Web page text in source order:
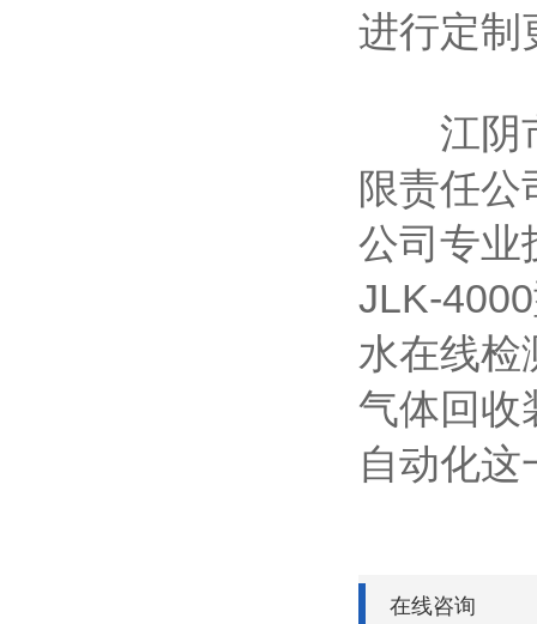
进行定
江阴市
限责任
公司专业
JLK-
水在线检
气体回收
自动化这
在线咨询